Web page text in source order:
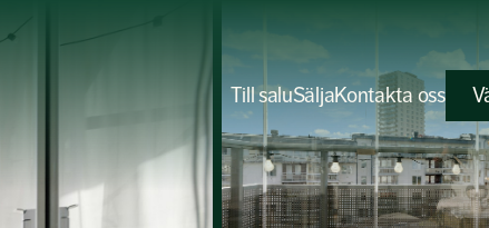
Till saluSäljaKontakta oss